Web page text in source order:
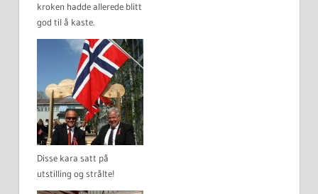
kroken hadde allerede blitt
god til å kaste.
Disse kara satt på
utstilling og strålte!